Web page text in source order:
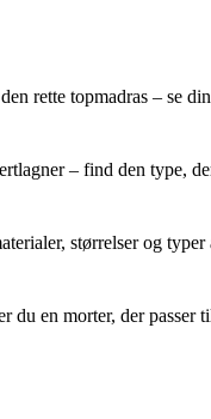
rette topmadras – se
– find den type,
størrelser og typer
du en morter, der passer